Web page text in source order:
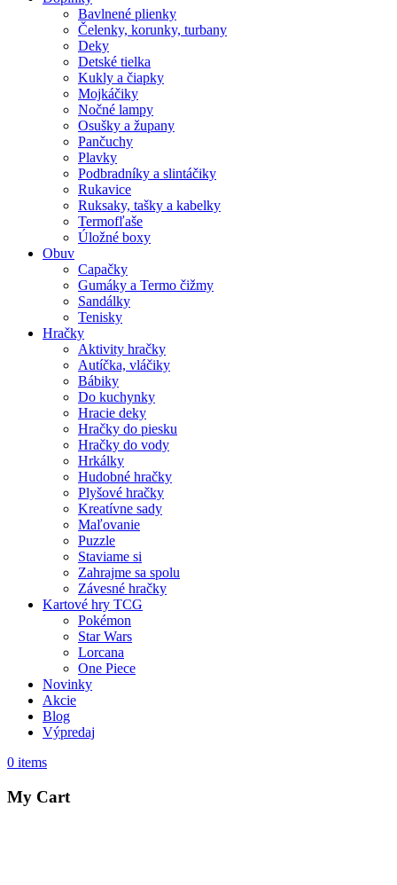
Bavlnené plienky
Čelenky, korunky, turbany
Deky
Detské tielka
Kukly a čiapky
Mojkáčiky
Nočné lampy
Osušky a župany
Pančuchy
Plavky
Podbradníky a slintáčiky
Rukavice
Ruksaky, tašky a kabelky
Termofľaše
Úložné boxy
Obuv
Capačky
Gumáky a Termo čižmy
Sandálky
Tenisky
Hračky
Aktivity hračky
Autíčka, vláčiky
Bábiky
Do kuchynky
Hracie deky
Hračky do piesku
Hračky do vody
Hrkálky
Hudobné hračky
Plyšové hračky
Kreatívne sady
Maľovanie
Puzzle
Staviame si
Zahrajme sa spolu
Závesné hračky
Kartové hry TCG
Pokémon
Star Wars
Lorcana
One Piece
Novinky
Akcie
Blog
Výpredaj
0 items
My Cart